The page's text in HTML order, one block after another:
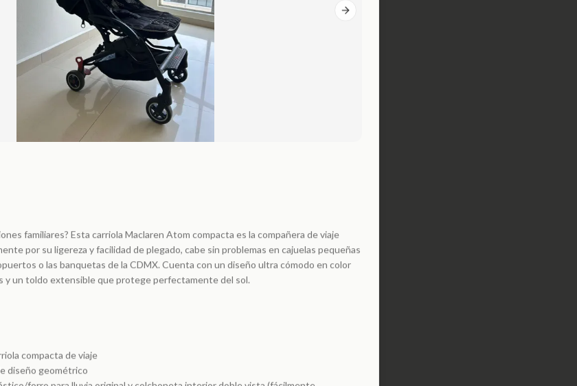
Next slide
familiares? Esta carriola Maclaren Atom compacta es la compañera de viaje
por su ligereza y facilidad de plegado, cabe sin problemas en cajuelas pequeñas
o las banquetas de la CDMX. Cuenta con un diseño ultra cómodo en color
y un toldo extensible que protege perfectamente del sol.
compacta de viaje
diseño geométrico